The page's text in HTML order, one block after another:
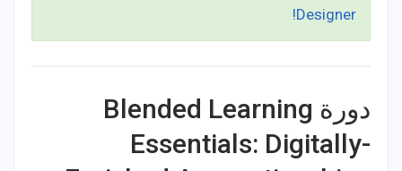
Designer!
دورة Blended Learning
Essentials: Digitally-